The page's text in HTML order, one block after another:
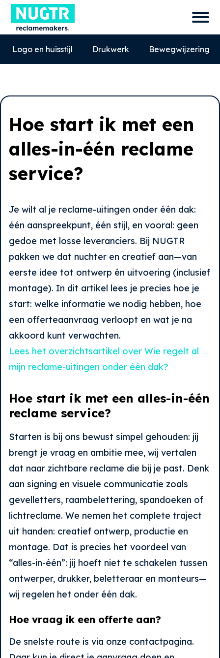
Ecopark 63, 8305 BJ, Emmeloord
Logo en huisstijl Drukwerk Bewegwijzering
Hoe start ik met een
alles-in-één reclame
service?
Je wilt al je reclame-uitingen onder één dak:
één aanspreekpunt, één stijl, en vooral: geen
gedoe met losse leveranciers. Bij NUGTR
pakken we dat nuchter en creatief aan—van
eerste idee tot ontwerp én uitvoering (inclusief
montage). In dit artikel lees je precies hoe je
start: welke informatie we nodig hebben, hoe
een offerteaanvraag verloopt en wat je na
akkoord kunt verwachten.
Lees het overzichtsartikel over Wie regelt al
mijn reclame-uitingen onder één dak?
Hoe start ik met een alles-in-één
reclame service?
Starten is bij ons bewust simpel gehouden: jij
brengt je vraag en ambitie mee, wij vertalen
dat naar zichtbare reclame die bij je past. Denk
aan signing en visuele communicatie zoals
gevelletters, raambelettering, spandoeken of
lichtreclame. We nemen het complete traject
uit handen: creatief ontwerp, productie en
montage. Dat is precies het voordeel van
“alles-in-één”: jij hoeft niet te schakelen tussen
ontwerper, drukker, beletteraar en monteurs—
wij regelen het onder één dak.
Hoe vraag ik een offerte aan?
De snelste route is via onze contactpagina.